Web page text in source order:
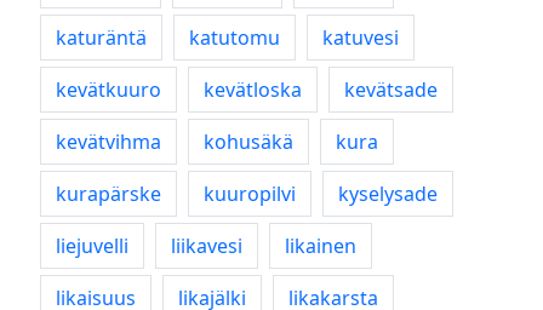
katuräntä
katutomu
katuvesi
kevätkuuro
kevätloska
kevätsade
kevätvihma
kohusäkä
kura
kurapärske
kuuropilvi
kyselysade
liejuvelli
liikavesi
likainen
likaisuus
likajälki
likakarsta